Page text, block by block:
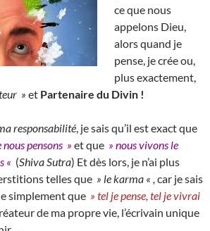
ce que nous
appelons Dieu,
alors quand je
pense, je crée ou,
plus exactement,
» et Partenaire du Divin !
responsabilité , je sais qu’il est exact que
nous pensons » et que » nous vivons le
« (Shiva Sutra) Et dès lors, je n’ai plus
telles que » le karma « , car je sais
simplement que » tel je pense, tel je vivrai
de ma propre vie, l’écrivain unique